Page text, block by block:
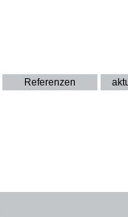
Referenzen